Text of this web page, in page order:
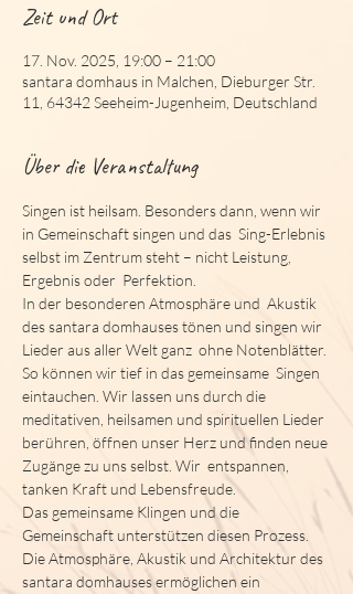
Zeit und Ort
17. Nov. 2025, 19:00 – 21:00
santara domhaus in Malchen, Dieburger Str.
11, 64342 Seeheim-Jugenheim, Deutschland
Über die Veranstaltung
Singen ist heilsam. Besonders dann, wenn wir
in Gemeinschaft singen und das  Sing-Erlebnis
selbst im Zentrum steht – nicht Leistung,
Ergebnis oder  Perfektion.
In der besonderen Atmosphäre und  Akustik
des santara domhauses tönen und singen wir
Lieder aus aller Welt ganz  ohne Notenblätter.
So können wir tief in das gemeinsame  Singen
eintauchen. Wir lassen uns durch die
meditativen, heilsamen und spirituellen Lieder
berühren, öffnen unser Herz und finden neue
Zugänge zu uns selbst. Wir  entspannen,
tanken Kraft und Lebensfreude.
​Das gemeinsame Klingen und die
Gemeinschaft unterstützen diesen Prozess.
Die Atmosphäre, Akustik und Architektur des
santara domhauses ermöglichen ein